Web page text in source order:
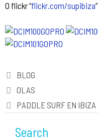
O flickr “flickr.com/supibiza”
Categorías
BLOG
Navegación
de
entradas
OLAS
PADDLE SURF EN IBIZA
Search